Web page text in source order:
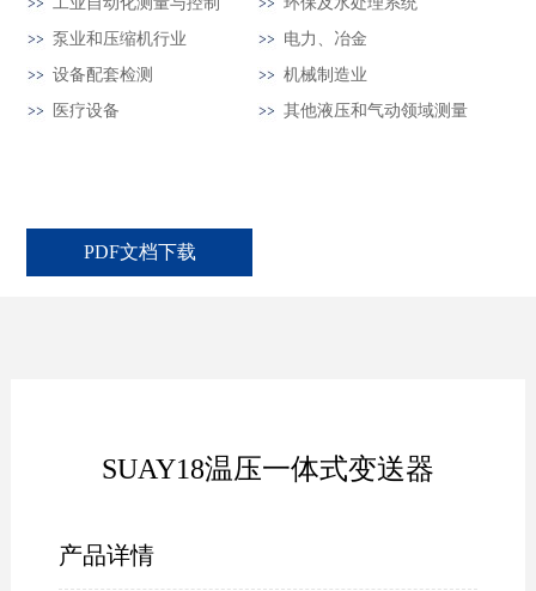
泵业和压缩机行业
电力、冶金
设备配套检测
机械制造业
医疗设备
其他液压和气动领域测量
PDF文档下载
SUAY18温压一体式变送器
产品详情